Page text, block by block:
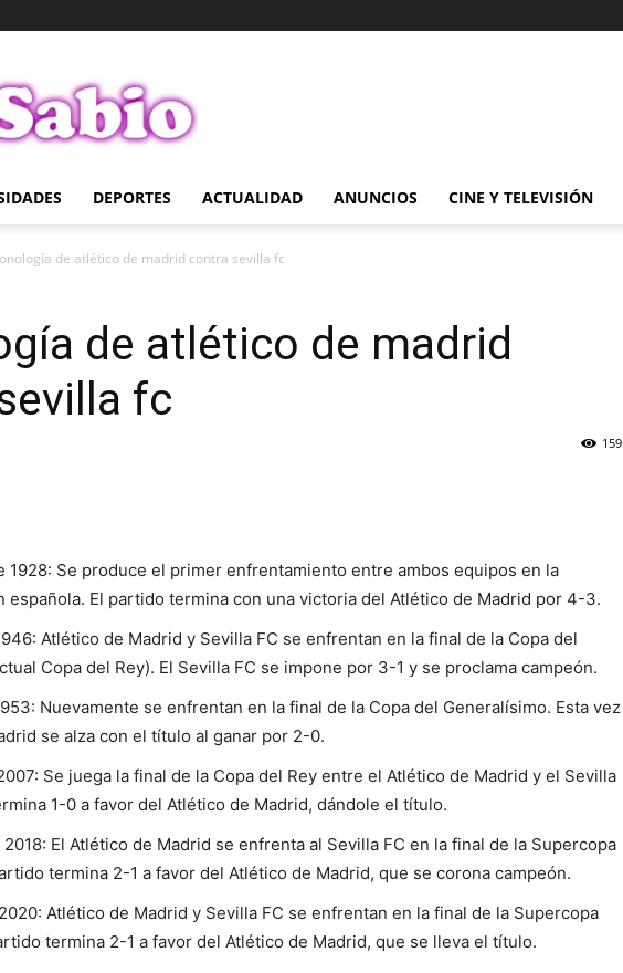
Sabio
DEPORTES ACTUALIDAD ANUNCIOS CINE Y TELEVISIÓN
de atlético de madrid contra sevilla fc
de atlético de madrid
fc
159
1928: Se produce el primer enfrentamiento entre ambos equipos en la
española. El partido termina con una victoria del Atlético de Madrid por 4-3.
Atlético de Madrid y Sevilla FC se enfrentan en la final de la Copa del
Copa del Rey). El Sevilla FC se impone por 3-1 y se proclama campeón.
Nuevamente se enfrentan en la final de la Copa del Generalísimo. Esta vez
se alza con el título al ganar por 2-0.
Se juega la final de la Copa del Rey entre el Atlético de Madrid y el Sevilla
1-0 a favor del Atlético de Madrid, dándole el título.
2018: El Atlético de Madrid se enfrenta al Sevilla FC en la final de la Supercopa
termina 2-1 a favor del Atlético de Madrid, que se corona campeón.
Atlético de Madrid y Sevilla FC se enfrentan en la final de la Supercopa
termina 2-1 a favor del Atlético de Madrid, que se lleva el título.